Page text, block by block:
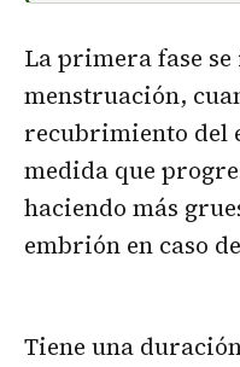
La primera fase
menstruación,
recubrimiento del
medida que
haciendo más
embrión en caso
Tiene una